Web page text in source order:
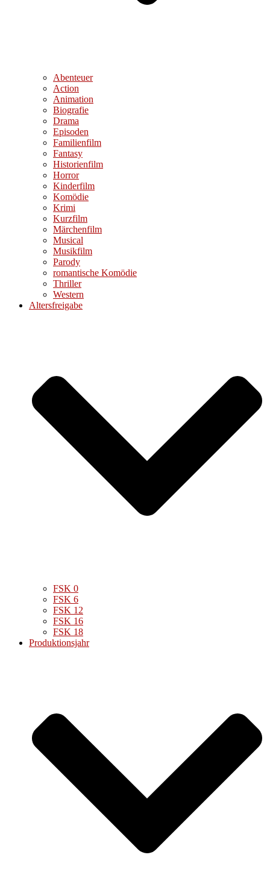
Abenteuer
Action
Animation
Biografie
Drama
Episoden
Familienfilm
Fantasy
Historienfilm
Horror
Kinderfilm
Komödie
Krimi
Kurzfilm
Märchenfilm
Musical
Musikfilm
Parody
romantische Komödie
Thriller
Western
Altersfreigabe
FSK 0
FSK 6
FSK 12
FSK 16
FSK 18
Produktionsjahr